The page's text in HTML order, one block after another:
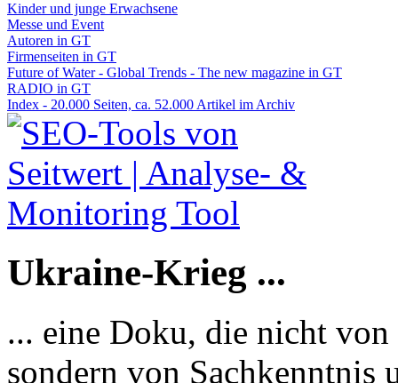
Kinder und junge Erwachsene
Messe und Event
Autoren in GT
Firmenseiten in GT
Future of Water - Global Trends - The new magazine in GT
RADIO in GT
Index - 20.000 Seiten, ca. 52.000 Artikel im Archiv
Ukraine-Krieg ...
... eine Doku, die nicht
sondern von Sachkenntnis